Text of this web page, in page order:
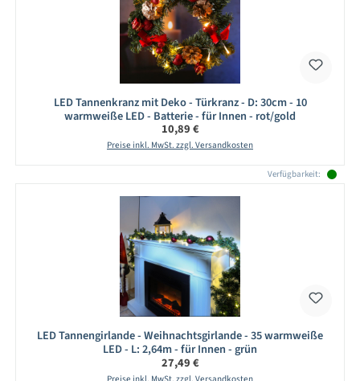
LED Tannenkranz mit Deko - Türkranz - D: 30cm - 10
warmweiße LED - Batterie - für Innen - rot/gold
Regulärer Preis:
10,89 €
Preise inkl. MwSt. zzgl. Versandkosten
Verfügbarkeit:
LED Tannengirlande - Weihnachtsgirlande - 35 warmweiße
LED - L: 2,64m - für Innen - grün
Regulärer Preis:
27,49 €